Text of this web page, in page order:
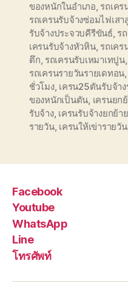
ของหนักในอำเภอ, รถเค
รถเครนรับจ้างซ่อมไฟเสา
รับจ้างประจวบคีรีขันธ์, ร
เครนรับจ้างหัวหิน, รถเคร
ตึก, รถเครนรับเหมาเทปูน,
รถเครนรายวันรายเดทอน,
ชั่วโมง, เครน25ตันรับจ้า
ของหนักเป็นตัน, เครนยก
รับจ้าง, เครนรับจ้างยกย้า
รายวัน, เครนให้เข่ารายวัน
Facebook
Youtube
WhatsApp
Line
โทรศัพท์